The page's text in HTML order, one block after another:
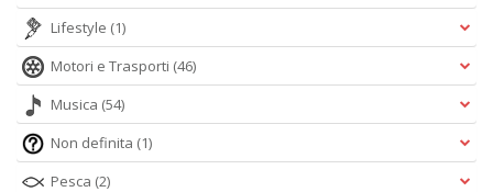
Lifestyle (1)
Motori e Trasporti (46)
Musica (54)
Non definita (1)
Pesca (2)